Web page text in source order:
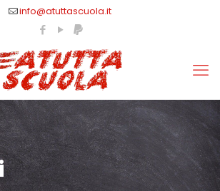
info@atuttascuola.it